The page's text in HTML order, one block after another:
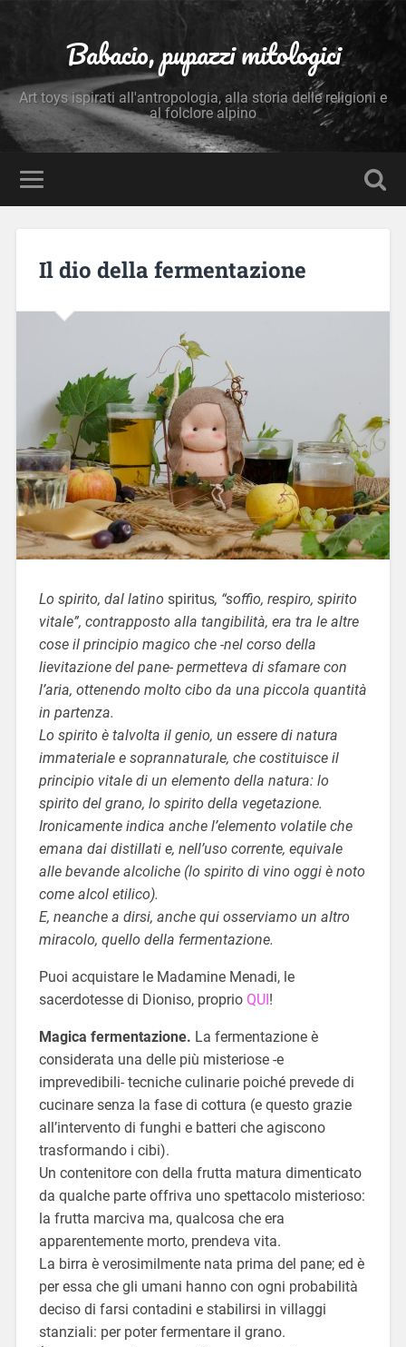
Babacio, pupazzi mitologici
Art toys ispirati all'antropologia, alla storia delle religioni e
al folclore alpino
Il dio della fermentazione
Lo spirito, dal latino spiritus, “soffio, respiro, spirito
vitale”, contrapposto alla tangibilità, era tra le altre
cose il principio magico che -nel corso della
lievitazione del pane- permetteva di sfamare con
l’aria, ottenendo molto cibo da una piccola quantità
in partenza.
Lo spirito è talvolta il genio, un essere di natura
immateriale e soprannaturale, che costituisce il
principio vitale di un elemento della natura: lo
spirito del grano, lo spirito della vegetazione.
Ironicamente indica anche l’elemento volatile che
emana dai distillati e, nell’uso corrente, equivale
alle bevande alcoliche (lo spirito di vino oggi è noto
come alcol etilico).
E, neanche a dirsi, anche qui osserviamo un altro
miracolo, quello della fermentazione.
Puoi acquistare le Madamine Menadi, le
sacerdotesse di Dioniso, proprio QUI!
Magica fermentazione. La fermentazione è
considerata una delle più misteriose -e
imprevedibili- tecniche culinarie poiché prevede di
cucinare senza la fase di cottura (e questo grazie
all’intervento di funghi e batteri che agiscono
trasformando i cibi).
Un contenitore con della frutta matura dimenticato
da qualche parte offriva uno spettacolo misterioso:
la frutta marciva ma, qualcosa che era
apparentemente morto, prendeva vita.
La birra è verosimilmente nata prima del pane; ed è
per essa che gli umani hanno con ogni probabilità
deciso di farsi contadini e stabilirsi in villaggi
stanziali: per poter fermentare il grano.